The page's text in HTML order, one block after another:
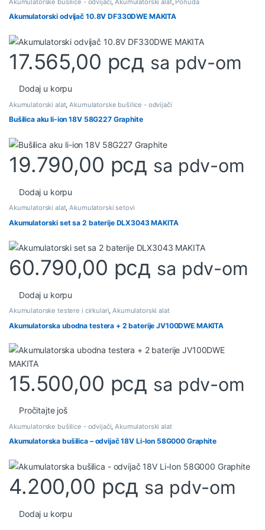
Akumulatorski odvijač 10.8V DF330DWE MAKITA
17.565,00 рсд sa pdv-om
Dodaj u korpu
Akumulatorski alat,Akumulatorske bušilice - odvijači
Bušilica aku li-ion 18V 58G227 Graphite
19.790,00 рсд sa pdv-om
Dodaj u korpu
Akumulatorski alat,Akumulatorski setovi
Akumulatorski set sa 2 baterije DLX3043 MAKITA
60.790,00 рсд sa pdv-om
Dodaj u korpu
Akumulatorske testere i cirkulari,Akumulatorski alat
Akumulatorska ubodna testera + 2 baterije JV100DWE MAKITA
15.500,00 рсд sa pdv-om
Pročitajte još
Akumulatorske bušilice - odvijači,Akumulatorski alat
Akumulatorska bušilica – odvijač 18V Li-Ion 58G000 Graphite
4.200,00 рсд sa pdv-om
Dodaj u korpu